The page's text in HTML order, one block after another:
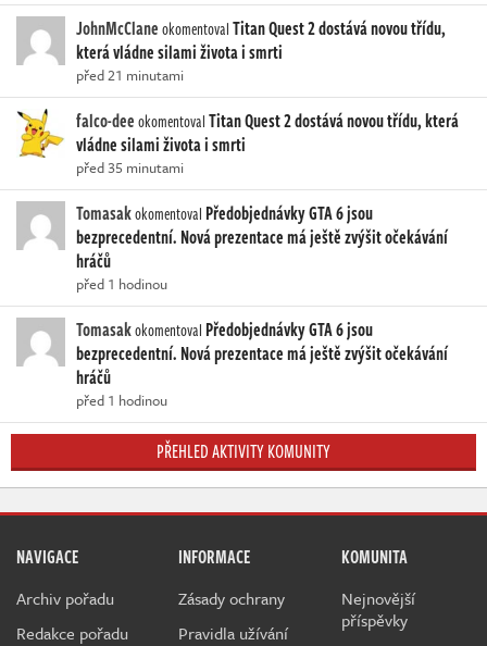
JohnMcClaneokomentovalTitan Quest 2 dostává novou třídu,
která vládne silami života i smrti
před 21 minutami
falco-deeokomentovalTitan Quest 2 dostává novou třídu, která
vládne silami života i smrti
před 35 minutami
Tomasakokomentoval Předobjednávky GTA 6 jsou
bezprecedentní. Nová prezentace má ještě zvýšit očekávání
hráčů
před 1 hodinou
Tomasakokomentoval Předobjednávky GTA 6 jsou
bezprecedentní. Nová prezentace má ještě zvýšit očekávání
hráčů
před 1 hodinou
PŘEHLED AKTIVITY KOMUNITY
NAVIGACE
Archiv pořadu
Redakce pořadu
INFORMACE
Zásady ochrany
Pravidla užívání
KOMUNITA
Nejnovější
příspěvky